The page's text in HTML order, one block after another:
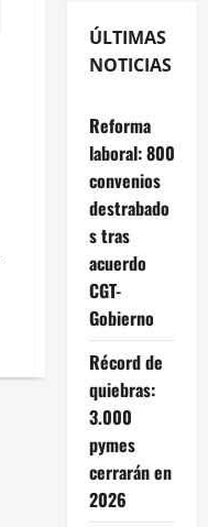
ÚLTIMAS
NOTICIAS
Reforma
laboral: 800
convenios
destrabado
s tras
acuerdo
CGT-
Gobierno
Récord de
quiebras:
3.000
pymes
cerrarán en
2026